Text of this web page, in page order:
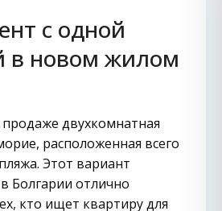
с одной
в новом жилом
продаже двухкомнатная
расположенная всего
Этот вариант
Болгарии отлично
кто ищет квартиру для